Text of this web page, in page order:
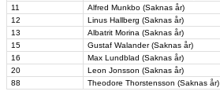
11
Alfred Munkbo (Saknas år)
12
Linus Hallberg (Saknas år)
13
Albatrit Morina (Saknas år)
15
Gustaf Walander (Saknas år)
16
Max Lundblad (Saknas år)
20
Leon Jonsson (Saknas år)
88
Theodore Thorstensson (Saknas år)